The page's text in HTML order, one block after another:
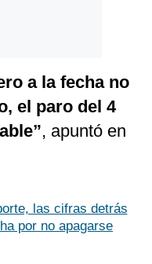
a la fecha no
el paro del 4
, apuntó en
las cifras detrás
por no apagarse